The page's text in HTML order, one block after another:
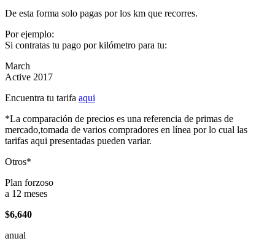
De esta forma solo pagas por los km que recorres.
Por ejemplo:
Si contratas tu pago por kilómetro para tu:
March
Active 2017
Encuentra tu tarifa aqui
*La comparación de precios es una referencia de primas de
mercado,tomada de varios compradores en línea por lo cual las
tarifas aqui presentadas pueden variar.
Otros*
Plan forzoso
a 12 meses
$6,640
anual